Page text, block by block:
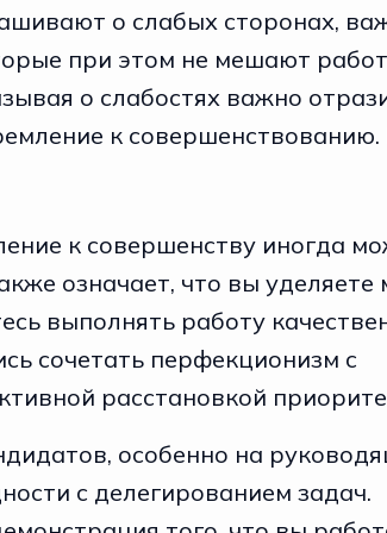
о слабых сторонах,
при этом не мешают
о слабостях важно
к совершенствованию.
к совершенству иногда
означает, что вы уделяете
выполнять работу
сочетать перфекционизм с
расстановкой
особенно на
с делегированием задач.